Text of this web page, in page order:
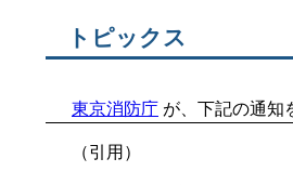
トピックス
東京消防庁 が、下記の通知
（引用）